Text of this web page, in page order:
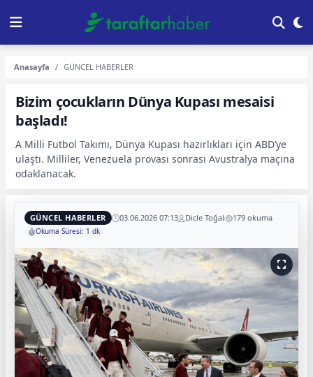
Anasayfa GÜNCEL HABERLER
Bizim çocukların Dünya Kupası mesaisi
başladı!
A Milli Futbol Takımı, Dünya Kupası hazırlıkları için ABD’ye
ulaştı. Milliler, Venezuela provası sonrası Avustralya maçına
odaklanacak.
GÜNCEL HABERLER 03.06.2026 07:13 Dicle Toğal 179 okuma
Okuma Süresi: 1 dk